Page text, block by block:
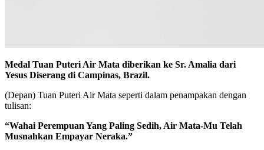
Medal Tuan Puteri Air Mata diberikan ke Sr. Amalia dari
Yesus Diserang di Campinas, Brazil.
(Depan) Tuan Puteri Air Mata seperti dalam penampakan dengan
tulisan:
“Wahai Perempuan Yang Paling Sedih, Air Mata-Mu Telah
Musnahkan Empayar Neraka.”